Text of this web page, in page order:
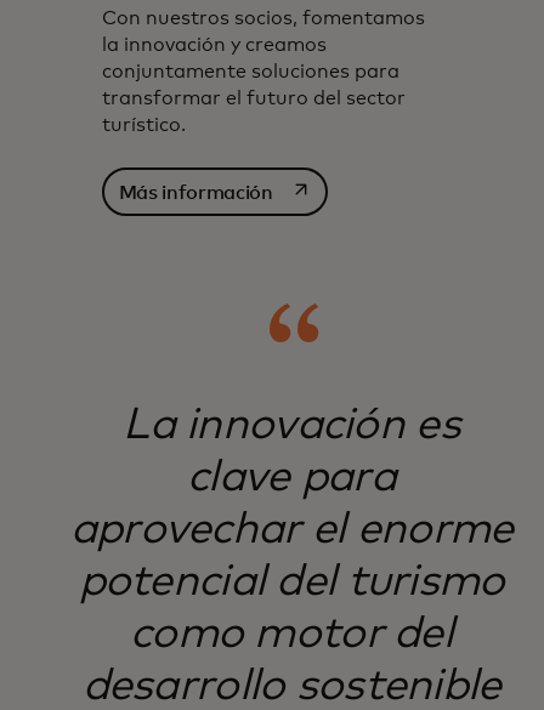
Con nuestros socios, fomentamos
la innovación y creamos
conjuntamente soluciones para
transformar el futuro del sector
turístico.
Más información se abre en una pestaña
La innovación es
clave para
aprovechar el enorme
potencial del turismo
como motor del
desarrollo sostenible